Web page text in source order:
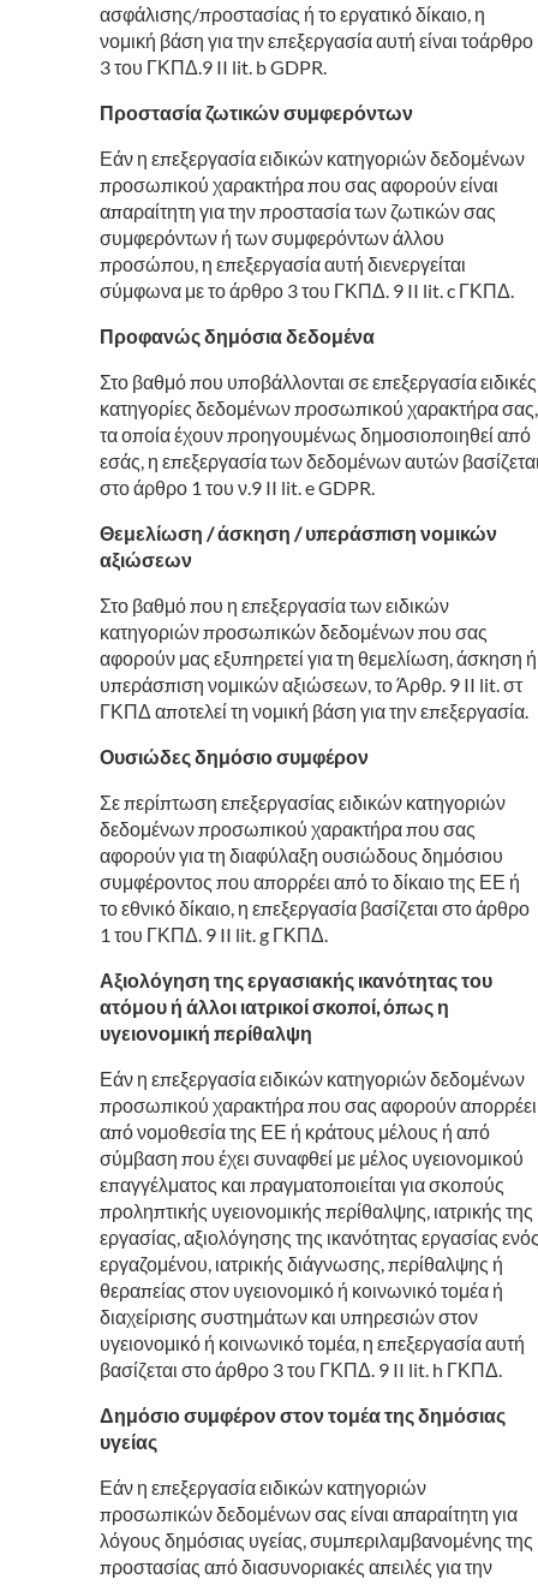
ασφάλισης/προστασίας ή το εργατικό δίκαιο, η
νομική βάση για την επεξεργασία αυτή είναι τοάρθρο
3 του ΓΚΠΔ.9 II lit. b GDPR.
Προστασία ζωτικών συμφερόντων
Εάν η επεξεργασία ειδικών κατηγοριών δεδομένων
προσωπικού χαρακτήρα που σας αφορούν είναι
απαραίτητη για την προστασία των ζωτικών σας
συμφερόντων ή των συμφερόντων άλλου
προσώπου, η επεξεργασία αυτή διενεργείται
σύμφωνα με το άρθρο 3 του ΓΚΠΔ. 9 II lit. c ΓΚΠΔ.
Προφανώς δημόσια δεδομένα
Στο βαθμό που υποβάλλονται σε επεξεργασία ειδικές
κατηγορίες δεδομένων προσωπικού χαρακτήρα σας,
τα οποία έχουν προηγουμένως δημοσιοποιηθεί από
εσάς, η επεξεργασία των δεδομένων αυτών
στο άρθρο 1 του ν.9 II lit. e GDPR.
Θεμελίωση / άσκηση / υπεράσπιση νομικών
αξιώσεων
Στο βαθμό που η επεξεργασία των ειδικών
κατηγοριών προσωπικών δεδομένων που σας
αφορούν μας εξυπηρετεί για τη θεμελίωση, άσκηση ή
υπεράσπιση νομικών αξιώσεων, το Άρθρ. 9 II lit. στ
ΓΚΠΔ αποτελεί τη νομική βάση για την επεξεργασία.
Ουσιώδες δημόσιο συμφέρον
Σε περίπτωση επεξεργασίας ειδικών κατηγοριών
δεδομένων προσωπικού χαρακτήρα που σας
αφορούν για τη διαφύλαξη ουσιώδους δημόσιου
συμφέροντος που απορρέει από το δίκαιο της ΕΕ ή
το εθνικό δίκαιο, η επεξεργασία βασίζεται στο άρθρο
1 του ΓΚΠΔ. 9 II lit. g ΓΚΠΔ.
Αξιολόγηση της εργασιακής ικανότητας του
ατόμου ή άλλοι ιατρικοί σκοποί, όπως η
υγειονομική περίθαλψη
Εάν η επεξεργασία ειδικών κατηγοριών δεδομένων
προσωπικού χαρακτήρα που σας αφορούν απορρέει
από νομοθεσία της ΕΕ ή κράτους μέλους ή από
σύμβαση που έχει συναφθεί με μέλος υγειονομικού
επαγγέλματος και πραγματοποιείται για σκοπούς
προληπτικής υγειονομικής περίθαλψης, ιατρικής της
εργασίας, αξιολόγησης της ικανότητας εργασίας
εργαζομένου, ιατρικής διάγνωσης, περίθαλψης ή
θεραπείας στον υγειονομικό ή κοινωνικό τομέα ή
διαχείρισης συστημάτων και υπηρεσιών στον
υγειονομικό ή κοινωνικό τομέα, η επεξεργασία αυτή
βασίζεται στο άρθρο 3 του ΓΚΠΔ. 9 II lit. h ΓΚΠΔ.
Δημόσιο συμφέρον στον τομέα της δημόσιας
υγείας
Εάν η επεξεργασία ειδικών κατηγοριών
προσωπικών δεδομένων σας είναι απαραίτητη για
λόγους δημόσιας υγείας, συμπεριλαμβανομένης της
προστασίας από διασυνοριακές απειλές για την